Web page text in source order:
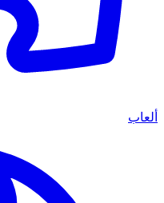
ألعاب